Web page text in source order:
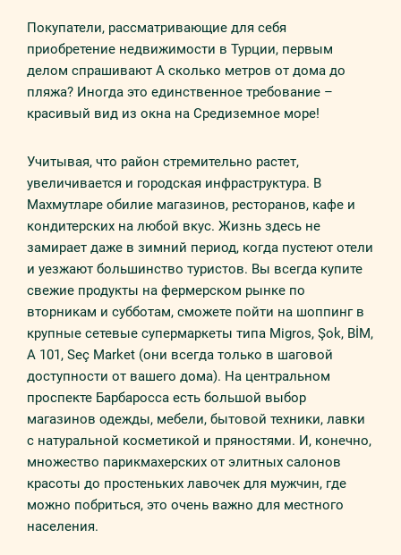
Покупатели, рассматривающие для себя
приобретение недвижимости в Турции, первым
делом спрашивают А сколько метров от дома до
пляжа? Иногда это единственное требование –
красивый вид из окна на Средиземное море!
Учитывая, что район стремительно растет,
увеличивается и городская инфраструктура. В
Махмутларе обилие магазинов, ресторанов, кафе и
кондитерских на любой вкус. Жизнь здесь не
замирает даже в зимний период, когда пустеют отели
и уезжают большинство туристов. Вы всегда купите
свежие продукты на фермерском рынке по
вторникам и субботам, сможете пойти на шоппинг в
крупные сетевые супермаркеты типа Migros, Şok, BİM,
A 101, Seç Market (они всегда только в шаговой
доступности от вашего дома). На центральном
проспекте Барбаросса есть большой выбор
магазинов одежды, мебели, бытовой техники, лавки
с натуральной косметикой и пряностями. И, конечно,
множество парикмахерских от элитных салонов
красоты до простеньких лавочек для мужчин, где
можно побриться, это очень важно для местного
населения.